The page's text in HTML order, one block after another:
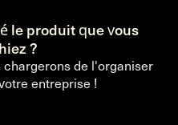
le produit que vous
?
de l'organiser
entreprise !